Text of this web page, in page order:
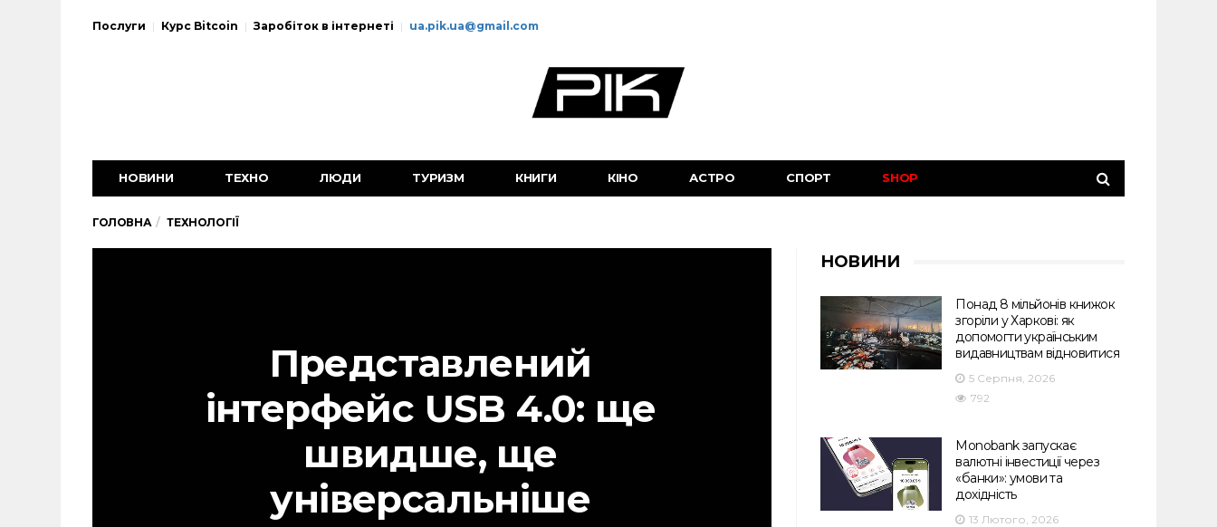
Послуги Курс Bitcoin Заробіток в інтернеті ua.pik.ua@gmail.com
НОВИНИ ТЕХНО ЛЮДИ ТУРИЗМ КНИГИ КІНО АСТРО СПОРТ SHOP
ГОЛОВНА ТЕХНОЛОГІЇ
Представлений
інтерфейс USB 4.0: ще
швидше, ще
універсальніше
НОВИНИ
Понад 8 мільйонів книжок
згоріли у Харкові: як
допомогти українським
видавництвам відновитися
5 Серпня, 2026
792
Monobank запускає
валютні інвестиції через
«банки»: умови та
дохідність
13 Лютого, 2026